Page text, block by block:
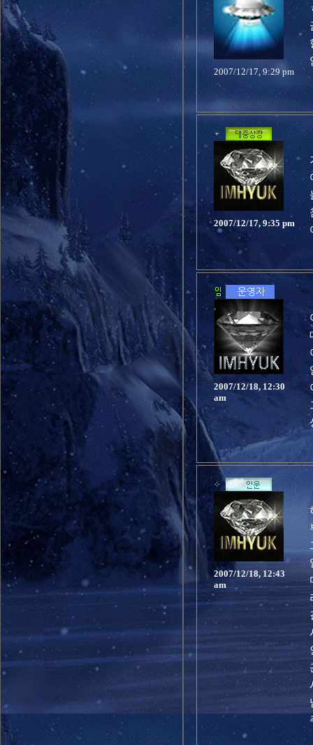
2007/12/17, 9:29 pm
2007/12/17, 9:35 pm
2007/12/18, 12:30
am
2007/12/18, 12:43
am